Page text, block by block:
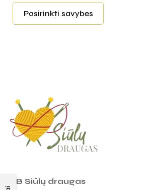
Pasirinkti savybes
MB Siūlų draugas